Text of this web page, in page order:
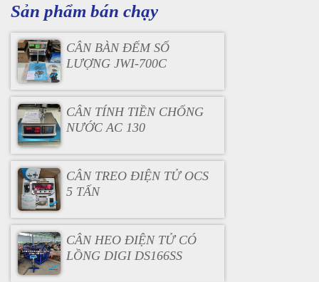
Sản phẩm bán chạy
CÂN BÀN ĐẾM SỐ
LƯỢNG JWI-700C
CÂN TÍNH TIỀN CHỐNG
NƯỚC AC 130
CÂN TREO ĐIỆN TỬ OCS
5 TẤN
CÂN HEO ĐIỆN TỬ CÓ
LỒNG DIGI DS166SS